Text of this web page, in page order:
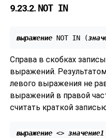
9.23.2. NOT IN
выражение NOT IN (
Справа в скобках
выражений.
левого выражения не
выражений в правой
считать краткой
выражение <> значение1